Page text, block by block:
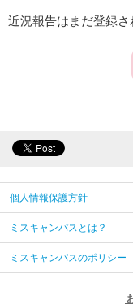
近況報告はまだ登録さ
個人情報保護方針
ミスキャンパスとは？
ミスキャンパスのポリシー